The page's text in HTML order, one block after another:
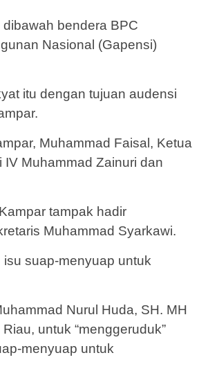
bendera BPC
Nasional (Gapensi)
itu dengan tujuan audensi
Muhammad Faisal, Ketua
Muhammad Zainuri dan
tampak hadir
Muhammad Syarkawi.
suap-menyuap untuk
Nurul Huda, SH. MH
untuk “menggeruduk”
menyuap untuk